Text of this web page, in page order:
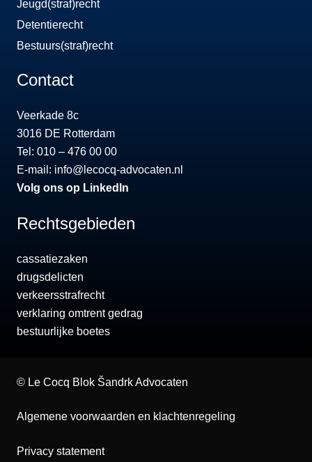
Jeugd(straf)recht
Detentierecht
Bestuurs(straf)recht
Contact
Veerkade 8c
3016 DE Rotterdam
Tel: 010 – 476 00 00
E-mail: info@lecocq-advocaten.nl
Volg ons op LinkedIn
Rechtsgebieden
cassatiezaken
drugsdelicten
verkeersstrafrecht
verklaring omtrent gedrag
bestuurlijke boetes
© Le Cocq Blok Šandrk Advocaten
Algemene voorwaarden en klachtenregeling
Privacy statement